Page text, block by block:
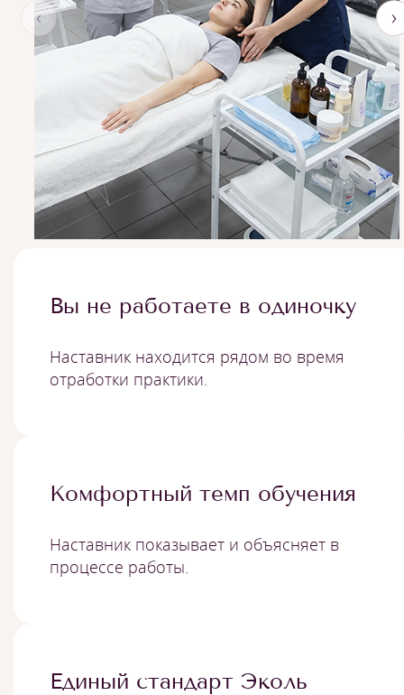
‹ ›
Вы не работаете в одиночку
Наставник находится рядом во время
отработки практики.
Комфортный темп обучения
Наставник показывает и объясняет в
процессе работы.
Единый стандарт Эколь